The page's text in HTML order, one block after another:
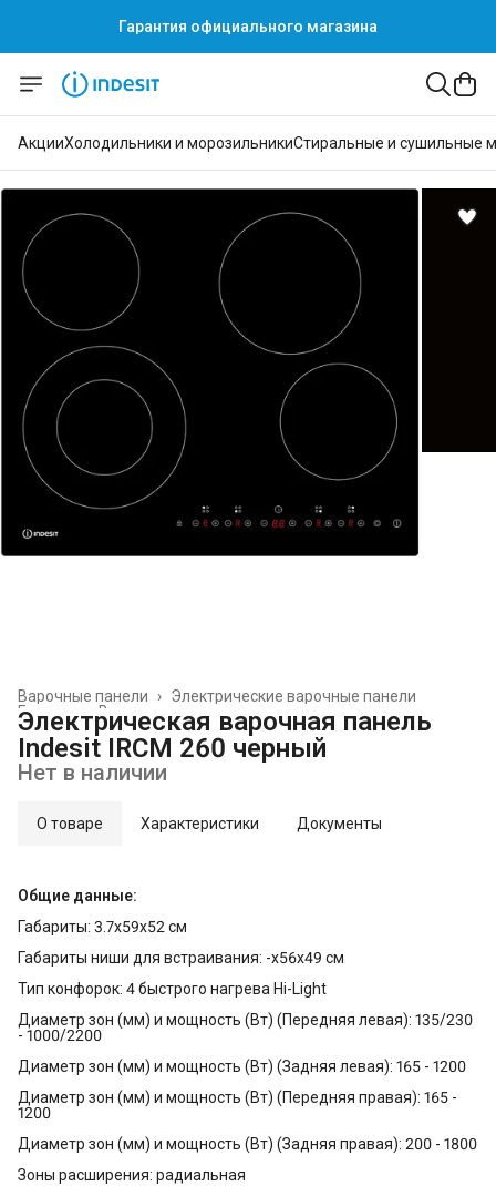
Гарантия официального магазина
АкцииХолодильники и морозильникиСтиральные и сушильные
Электрические варочные панели
Варочные панели
›
Встраиваемая техника
Главная
Электрическая варочная панель
Indesit IRCM 260 черный
Нет в наличии
О товаре Характеристики Документы
Общие данные:
Габариты: 3.7x59x52 см
Габариты ниши для встраивания: -x56x49 см
Тип конфорок: 4 быстрого нагрева Hi-Light
Диаметр зон (мм) и мощность (Вт) (Передняя левая): 135/230
- 1000/2200
Диаметр зон (мм) и мощность (Вт) (Задняя левая): 165 - 1200
Диаметр зон (мм) и мощность (Вт) (Передняя правая): 165 -
1200
Диаметр зон (мм) и мощность (Вт) (Задняя правая): 200 - 1800
Зоны расширения: радиальная